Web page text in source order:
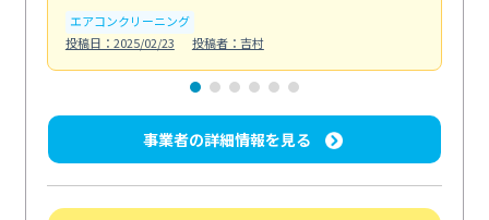
エアコンクリーニング
投稿日：2025/02/23
投稿者：吉村
事業者の詳細情報を見る